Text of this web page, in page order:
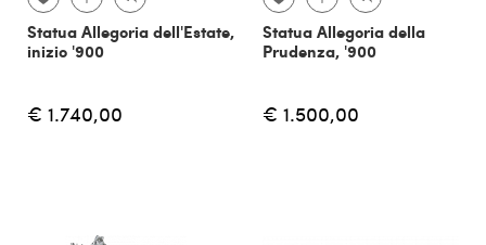
Statua Allegoria dell'Estate,
inizio '900
€ 1.740,00
Statua Allegoria della
Prudenza, '900
€ 1.500,00